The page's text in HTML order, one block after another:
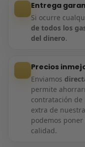
Entrega
Si ocurre
de todos los
del dinero.
Precios
Enviamos
permite
contratación de
extra de
podemos poner
calidad.